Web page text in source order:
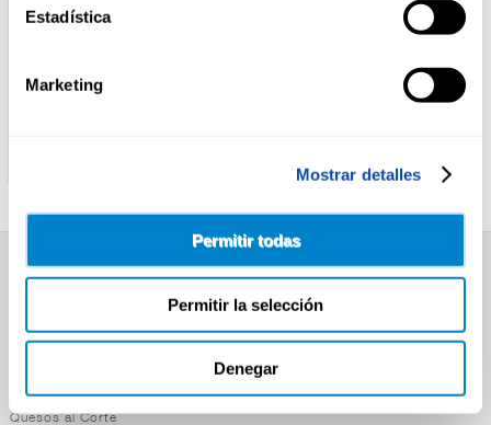
Estadística
Marketing
Mostrar detalles
Permitir todas
Permitir la selección
Denegar
SUPERMERCADO
Desayuno y Merienda
Lácteos
Charcutería
Quesos al Corte